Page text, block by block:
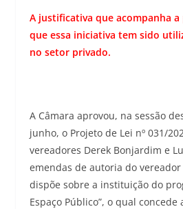
A justificativa que acompanha
que essa iniciativa tem sido
no setor privado.
A Câmara aprovou, na sessão
junho, o Projeto de Lei nº 031/
vereadores Derek Bonjardim e
emendas de autoria do
dispõe sobre a instituição do
Espaço Público”, o qual concede